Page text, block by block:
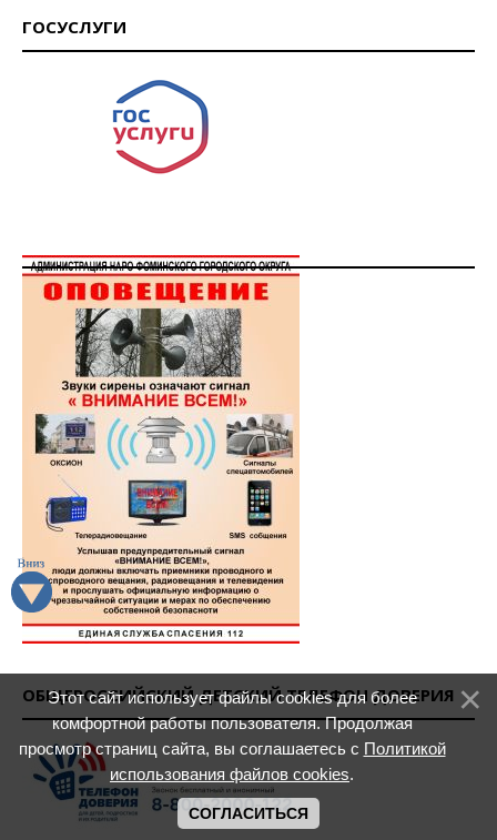
ГОСУСЛУГИ
ОБЩЕРОССИЙСКИЙ ДЕТСКИЙ ТЕЛЕФОН ДОВЕРИЯ
Этот сайт использует файлы cookies для более
комфортной работы пользователя. Продолжая
просмотр страниц сайта, вы соглашаетесь с Политикой
использования файлов cookies.
СОГЛАСИТЬСЯ